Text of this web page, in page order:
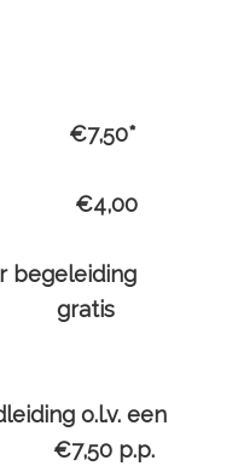
begeleiding
o.l.v. een
€7,50 p.p.